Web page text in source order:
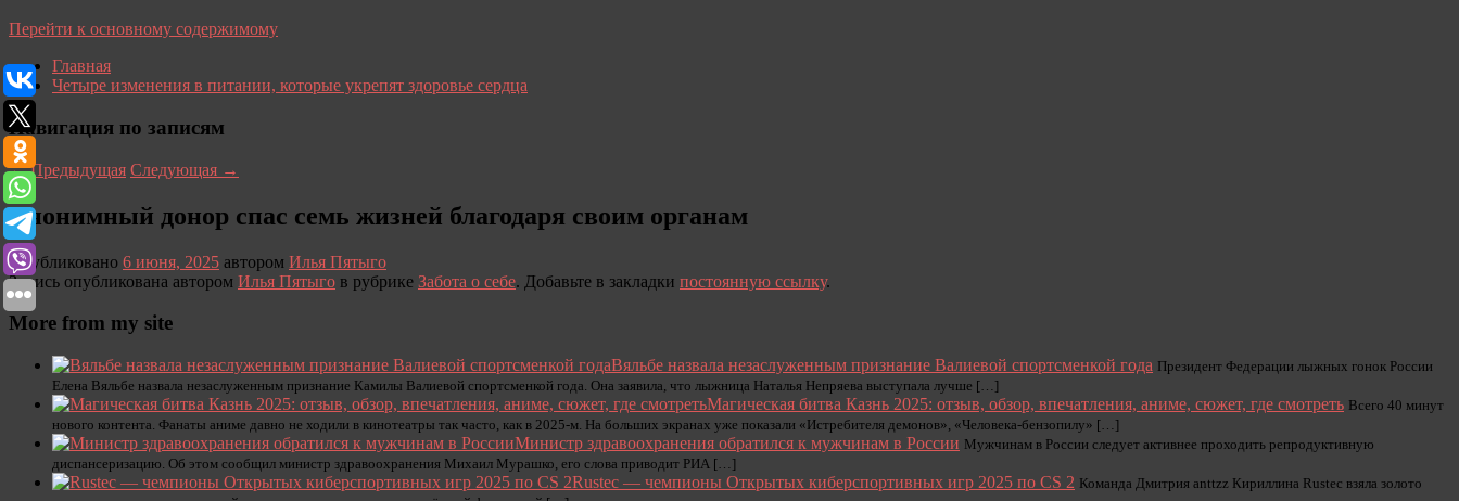
Перейти к основному содержимому
Главная
Четыре изменения в питании, которые укрепят здоровье сердца
Навигация по записям
←Предыдущая Следующая →
Анонимный донор спас семь жизней благодаря своим органам
Опубликовано 6 июня, 2025 автором Илья Пятыго
Запись опубликована автором Илья Пятыго в рубрике Забота о себе. Добавьте в закладки постоянную ссылку.
More from my site
Вяльбе назвала незаслуженным признание Валиевой спортсменкой года Президент Федерации лыжных гонок России
Елена Вяльбе назвала незаслуженным признание Камилы Валиевой спортсменкой года. Она заявила, что лыжница Наталья Непряева выступала лучше […]
Магическая битва Казнь 2025: отзыв, обзор, впечатления, аниме, сюжет, где смотреть Всего 40 минут
нового контента. Фанаты аниме давно не ходили в кинотеатры так часто, как в 2025-м. На больших экранах уже показали «Истребителя демонов», «Человека-бензопилу» […]
Министр здравоохранения обратился к мужчинам в России Мужчинам в России следует активнее проходить репродуктивную
диспансеризацию. Об этом сообщил министр здравоохранения Михаил Мурашко, его слова приводит РИА […]
Rustec — чемпионы Открытых киберспортивных игр 2025 по CS 2 Команда Дмитрия anttzz Кириллина Rustec взяла золото